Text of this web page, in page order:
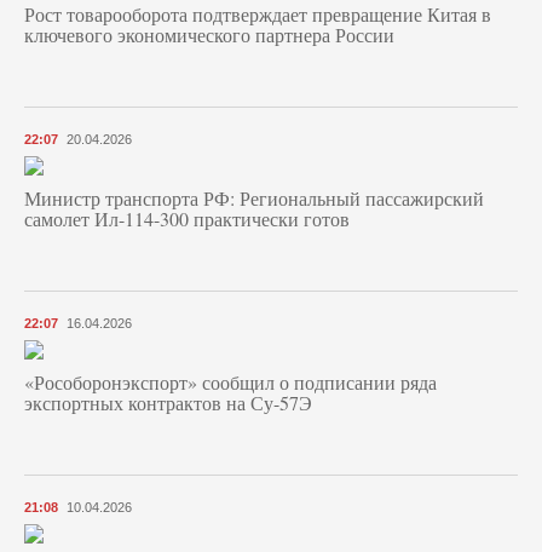
Рост товарооборота подтверждает превращение Китая в
ключевого экономического партнера России
22:07 20.04.2026
Министр транспорта РФ: Региональный пассажирский
самолет Ил-114-300 практически готов
22:07 16.04.2026
«Рособоронэкспорт» сообщил о подписании ряда
экспортных контрактов на Су-57Э
21:08 10.04.2026